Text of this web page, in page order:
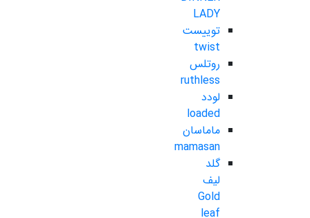
LADY
توییست
twist
روتلس
ruthless
لودد
loaded
ماماسان
mamasan
گلد
لیف
Gold
leaf